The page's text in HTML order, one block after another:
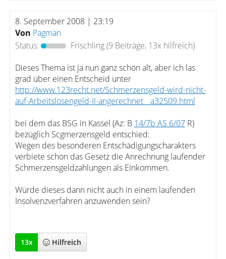
8. September 2008 | 23:19
Von Pagman
Status:
Frischling(9 Beiträge, 13x hilfreich)
Dieses Thema ist ja nun ganz schön alt, aber ich las
grad über einen Entscheid unter
http://www.123recht.net/Schmerzensgeld-wird-nicht-
auf-Arbeitslosengeld-II-angerechnet__a32509.html
bei dem das BSG in Kassel (Az: B 14/7b AS 6/07R)
bezüglich Scgmerzensgeld entschied:
Wegen des besonderen Entschädigungscharakters
verbiete schon das Gesetz die Anrechnung laufender
Schmerzensgeldzahlungen als Einkommen.
Würde dieses dann nicht auch in einem laufenden
Insolvenzverfahren anzuwenden sein?
13x Hilfreich